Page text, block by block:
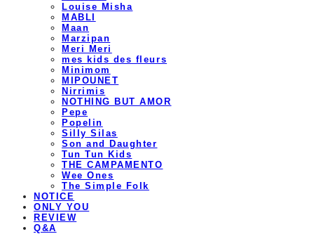
Louise Misha
MABLI
Maan
Marzipan
Meri Meri
mes kids des fleurs
Minimom
MIPOUNET
Nirrimis
NOTHING BUT AMOR
Pepe
Popelin
Silly Silas
Son and Daughter
Tun Tun Kids
THE CAMPAMENTO
Wee Ones
The Simple Folk
NOTICE
ONLY YOU
REVIEW
Q&A